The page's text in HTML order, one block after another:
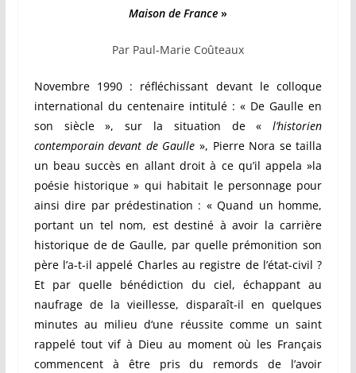
Maison de France»
Par Paul-Marie Coûteaux
Novembre 1990 : réfléchissant devant le colloque
international du centenaire intitulé : « De Gaulle en
son siècle », sur la situation de «l’historien
contemporain devant de Gaulle », Pierre Nora se tailla
un beau succès en allant droit à ce qu’il appela »la
poésie historique » qui habitait le personnage pour
ainsi dire par prédestination : « Quand un homme,
portant un tel nom, est destiné à avoir la carrière
historique de de Gaulle, par quelle prémonition son
père l’a-t-il appelé Charles au registre de l’état-civil ?
Et par quelle bénédiction du ciel, échappant au
naufrage de la vieillesse, disparaît-il en quelques
minutes au milieu d‘une réussite comme un saint
rappelé tout vif à Dieu au moment où les Français
commencent à être pris du remords de l’avoir